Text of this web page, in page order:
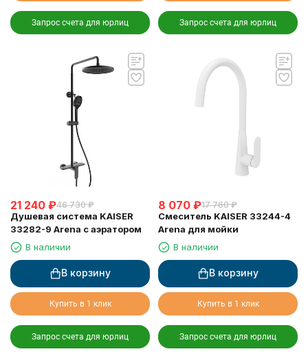
Запрос счета для юрлиц Запрос счета для юрлиц
21 240 ₽46 730 ₽
Душевая система KAISER
33282-9 Arena с аэратором
В наличии
В корзину
Купить в 1 клик
Запрос счета для юрлиц
8 070 ₽17 760 ₽
Смеситель KAISER 33244-4
Arena для мойки
В наличии
В корзину
Купить в 1 клик
Запрос счета для юрлиц